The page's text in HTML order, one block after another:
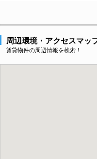
周辺環境・アクセスマッ
賃貸物件の周辺情報を検索！